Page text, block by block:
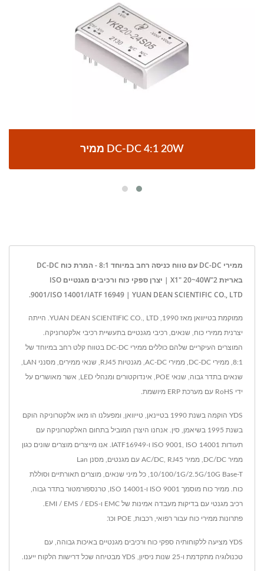
ממיר DC-DC 4:1 20W
ממירי DC-DC עם טווח כניסה רחב במיוחד 8:1 - המרת כוח DC-DC
באריזת 2"x1" 20~40W | יצרן ספקי כוח ורכיבים מגנטיים ISO
9001/ISO 14001/IATF 16949 | YUAN DEAN SCIENTIFIC CO., LTD.
ממוקמת בטייוואן מאז 1990, YUAN DEAN SCIENTIFIC CO., LTD. הייתה
יצרנית ממירי כוח, שנאים, רכיבי מגנטיים בתעשיית רכיבי אלקטרוניקה.
המוצרים העיקריים שלהם כוללים ממירי DC-DC בטווח קלט רחב במיוחד של
שנאים בתדר גבוה, שנאי POE, אינדוקטורים ומנהלי LED, אשר מאושרים על
ידי RoHS עם מערכת ERP מיושמת.
YDS הוקמה בשנת 1990 בטיינאן, טייוואן, ומפעלנו הו מאו אלקטרוניקה הוקם
בשנת 1995 בשיאמן, סין. אנחנו היצרן המוביל בתחום האלקטרוניקה עם
תעודות ISO 9001, ISO 14001 ו-IATF16949. אנו מייצרים מוצרים שונים כגון
ממיר DC/DC, ממיר AC/DC, RJ45 עם מגנטים, מסנן Lan
10/100/1G/2.5G/10G Base-T, כל מיני שנאים, מוצרים תאורתיים וסוללת
כוח. ממיר כוח מוסמך ISO 9001 ו-ISO 14001, טרנספורמטור בתדר גבוה,
פתרונות ממירי כוח עבור רפואי, רכבות, POE וכו'.
YDS מציעה ללקוחותיה ספקי כוח ורכיבים מגנטיים באיכות גבוהה, עם
טכנולוגיה מתקדמת ו-25 שנות ניסיון, YDS מבטיחה שכל דרישות הלקוח ייענו.